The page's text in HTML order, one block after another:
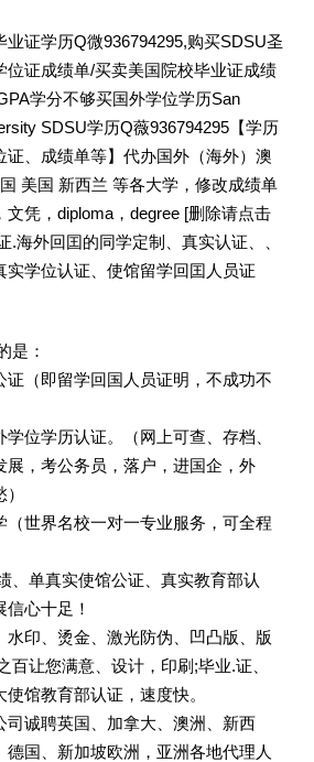
业证学历Q微936794295,购买SDSU圣
位证成绩单/买卖美国院校毕业证成绩
学分不够买国外学位学历San
SDSU学历Q薇936794295【学历
证、成绩单等】代办国外（海外）澳
美国 新西兰 等各大学，修改成绩单
文凭，diploma，degree [删除请点击
.海外回囯的同学定制、真实认证、、
实学位认证、使馆留学回囯人员证
是：
（即留学回国人员证明，不成功不
位学历认证。（网上可查、存档、
展，考公务员，落户，进国企，外
）
世界名校一对一专业服务，可全程
、单真实使馆公证、真实教育部认
心十足！
印、烫金、激光防伪、凹凸版、版
百让您满意、设计，印刷;毕业.证、
馆教育部认证，速度快。
诚聘英国、加拿大、澳洲、新西
德国、新加坡欧洲，亚洲各地代理人